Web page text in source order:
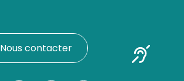
Nous contacter